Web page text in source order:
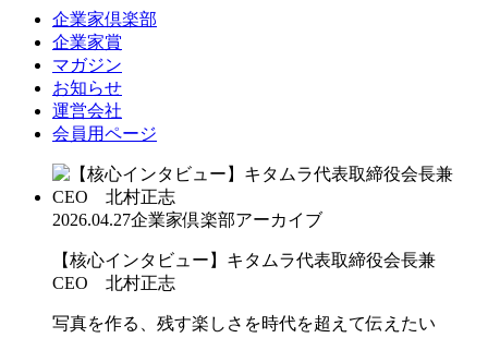
企業家倶楽部
企業家賞
マガジン
お知らせ
運営会社
会員用ページ
2026.04.27企業家倶楽部アーカイブ
【核心インタビュー】キタムラ代表取締役会長兼
CEO 北村正志
写真を作る、残す楽しさを時代を超えて伝えたい